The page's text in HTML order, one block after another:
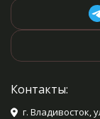
Контакты:
г. Владивосток,